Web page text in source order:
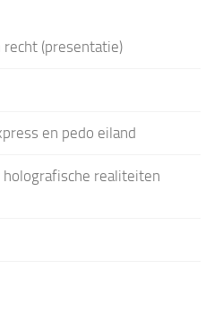
recht (presentatie)
en pedo eiland
holografische realiteiten